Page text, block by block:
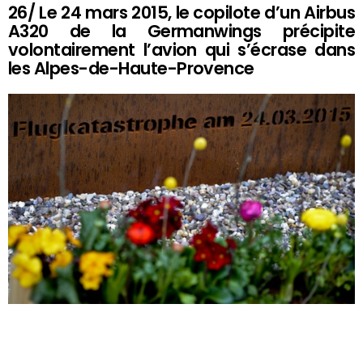
26/ Le 24 mars 2015, le copilote d’un Airbus
A320 de la Germanwings précipite
volontairement l’avion qui s’écrase dans
les Alpes-de-Haute-Provence